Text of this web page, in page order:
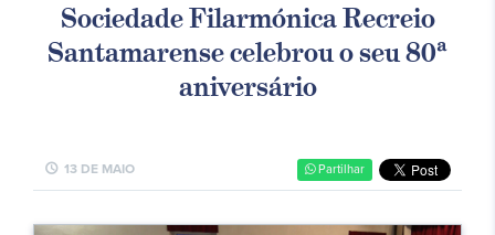
Sociedade Filarmónica Recreio
Santamarense celebrou o seu 80ª
aniversário
schedule 13 DE MAIO Partilhar